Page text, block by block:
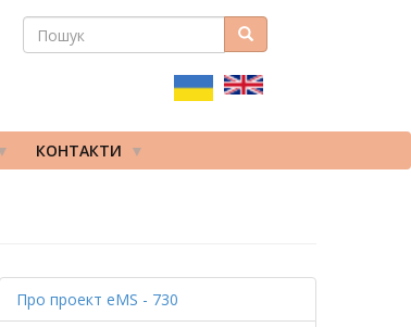
ПОШУКОВА
ПОШУК Пошук
КОНТАКТИ
Про проект eMS - 730